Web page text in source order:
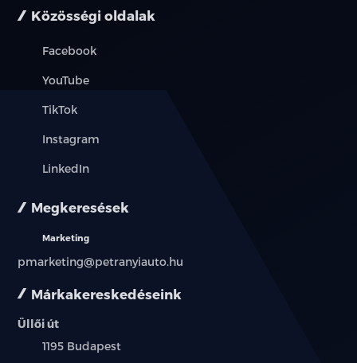
ülésmagasság állítás
garanciális
nem dohányzó
Márkakereskedéseink
Üllői út
Település:
1195 Budapest
Közösségi oldalak
Facebook
YouTube
TikTok
Instagram
LinkedIn
Megkeresések
Marketing
pmarketing@petranyiauto.hu